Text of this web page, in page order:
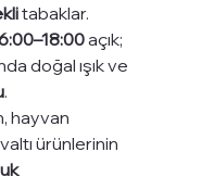
tabaklar.
açık;
doğal ışık ve
.
hayvan
ürünlerinin